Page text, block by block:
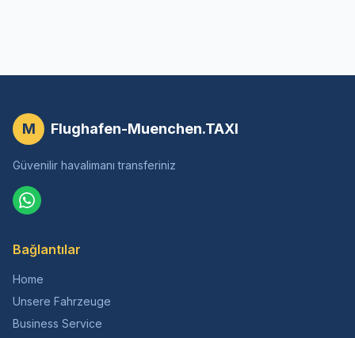
M Flughafen-Muenchen.TAXI
Güvenilir havalimanı transferiniz
Bağlantılar
Home
Unsere Fahrzeuge
Business Service